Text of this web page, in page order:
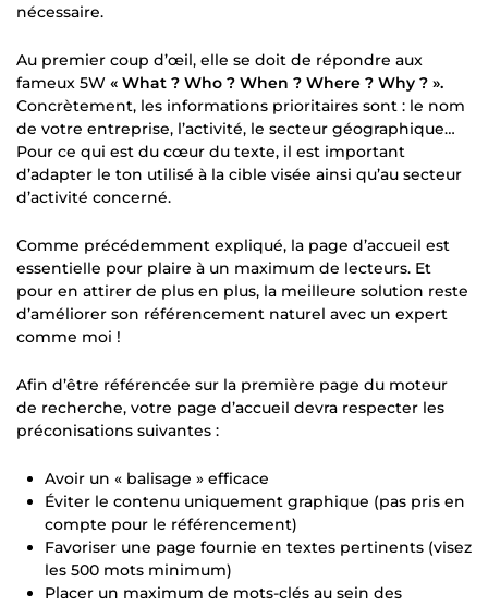
nécessaire.
Au premier coup d’œil, elle se doit de répondre aux
fameux 5W « What ? Who ? When ? Where ? Why ? ».
Concrètement, les informations prioritaires sont : le nom
de votre entreprise, l’activité, le secteur géographique…
Pour ce qui est du cœur du texte, il est important
d’adapter le ton utilisé à la cible visée ainsi qu’au secteur
d’activité concerné.
Comme précédemment expliqué, la page d’accueil est
essentielle pour plaire à un maximum de lecteurs. Et
pour en attirer de plus en plus, la meilleure solution reste
d’améliorer son référencement naturel avec un expert
comme moi !
Afin d’être référencée sur la première page du moteur
de recherche, votre page d’accueil devra respecter les
préconisations suivantes :
Avoir un « balisage » efficace
Éviter le contenu uniquement graphique (pas pris en
compte pour le référencement)
Favoriser une page fournie en textes pertinents (visez
les 500 mots minimum)
Placer un maximum de mots-clés au sein des